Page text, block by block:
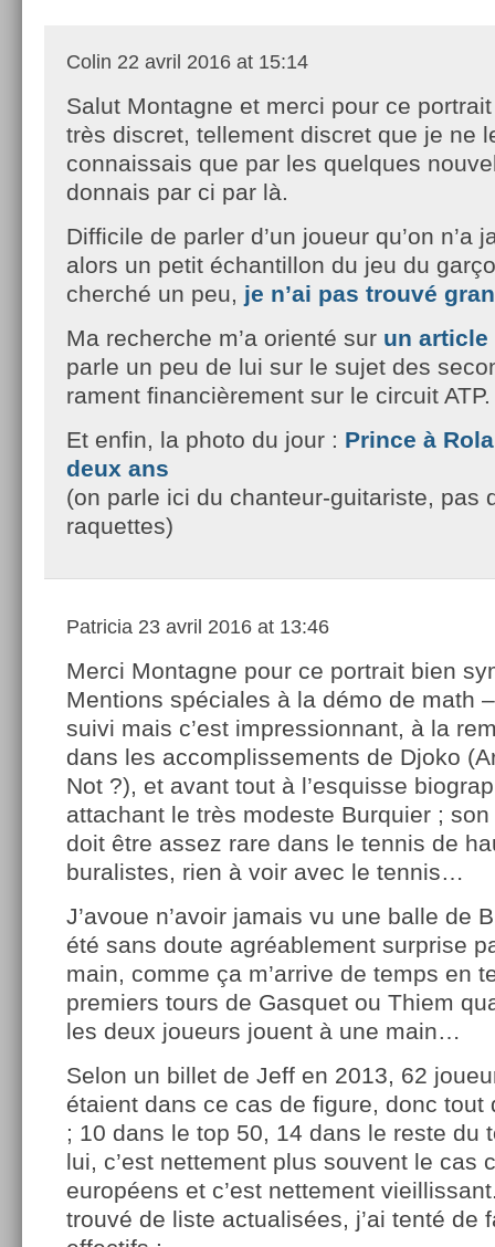
Colin 22 avril 2016 at 15:14
Salut Montagne et merci pour ce portrait
très discret, tellement discret que je ne
connaissais que par les quelques
donnais par ci par là.
Difficile de parler d’un joueur qu’on n’a
alors un petit échantillon du jeu du
cherché un peu, je n’ai pas trouvé
Ma recherche m’a orienté sur un
parle un peu de lui sur le sujet des
rament financièrement sur le circuit ATP.
Et enfin, la photo du jour : Prince à
deux ans
(on parle ici du chanteur-guitariste, pas
raquettes)
Patricia 23 avril 2016 at 13:46
Merci Montagne pour ce portrait bien
Mentions spéciales à la démo de math
suivi mais c’est impressionnant, à la
dans les accomplissements de Djoko
Not ?), et avant tout à l’esquisse
attachant le très modeste Burquier ;
doit être assez rare dans le tennis de
buralistes, rien à voir avec le tennis…
J’avoue n’avoir jamais vu une balle de
été sans doute agréablement surprise
main, comme ça m’arrive de temps en
premiers tours de Gasquet ou Thiem
les deux joueurs jouent à une main…
Selon un billet de Jeff en 2013, 62
étaient dans ce cas de figure, donc tout
; 10 dans le top 50, 14 dans le reste du
lui, c’est nettement plus souvent le cas
européens et c’est nettement
trouvé de liste actualisées, j’ai tenté de